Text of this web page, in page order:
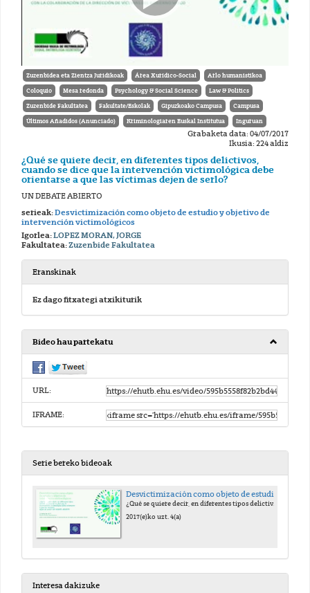
Zuzenbidea eta Zientza Juridikoak Área Xurídico-Social Arlo humanistikoa
Coloquio Mesa redonda Psychology & Social Science Law & Politics
Zuzenbide Fakultatea Fakultate/Eskolak Gipuzkoako Campusa Campusa
Últimos Añadidos (Anunciado) Kriminologiaren Euskal Institutua Inguruan
Grabaketa data: 04/07/2017
Ikusia: 224 aldiz
¿Qué se quiere decir, en diferentes tipos delictivos,
cuando se dice que la intervención victimológica debe
orientarse a que las víctimas dejen de serlo?
UN DEBATE ABIERTO
serieak:Desvictimización como objeto de estudio y objetivo de
intervención victimológicos
Igorlea:LOPEZ MORAN, JORGE
Fakultatea:Zuzenbide Fakultatea
Eranskinak
Ez dago fitxategi atxikiturik
Bideo hau partekatu
URL:
IFRAME:
Serie bereko bideoak
¿Qué se quiere decir, en diferentes tipos delictivos, cuando se dice que la intervención victimológica debe orientarse a que las víctimas dejen de serlo?
2017(e)ko uzt. 4(a)
Interesa dakizuke